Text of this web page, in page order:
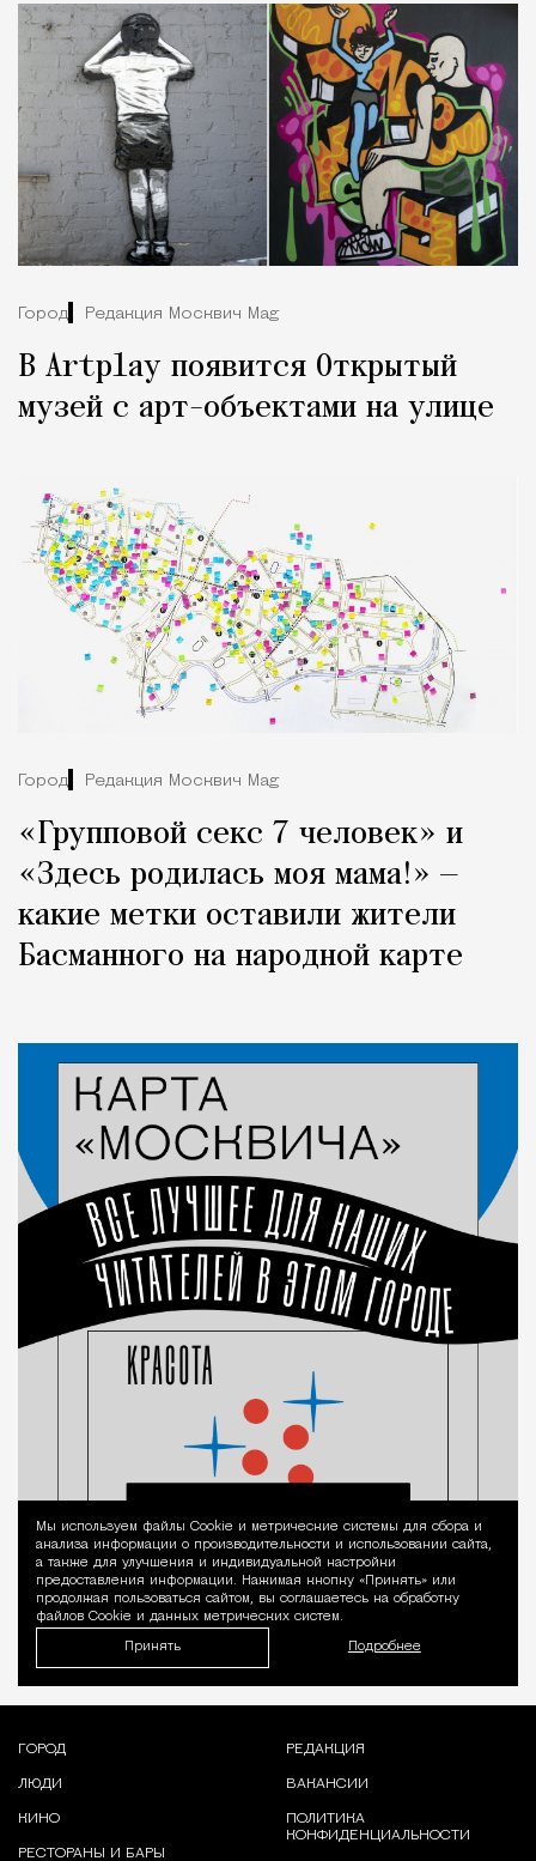
Город Редакция Москвич Mag
В Artplay появится Открытый
музей с арт-объектами на улице
Город Редакция Москвич Mag
«Групповой секс 7 человек» и
«Здесь родилась моя мама!» —
какие метки оставили жители
Басманного на народной карте
Уведомление
Мы используем файлы Сookie и метрические системы для сбора и
анализа информации о производительности и использовании сайта,
а также для улучшения и индивидуальной настройки
предоставления информации. Нажимая кнопку «Принять» или
продолжая пользоваться сайтом, вы соглашаетесь на обработку
файлов Cookie и данных метрических систем.
Принять Подробнее
ГОРОД
ЛЮДИ
КИНО
РЕСТОРАНЫ И БАРЫ
РЕДАКЦИЯ
ВАКАНСИИ
ПОЛИТИКА
КОНФИДЕНЦИАЛЬНОСТИ